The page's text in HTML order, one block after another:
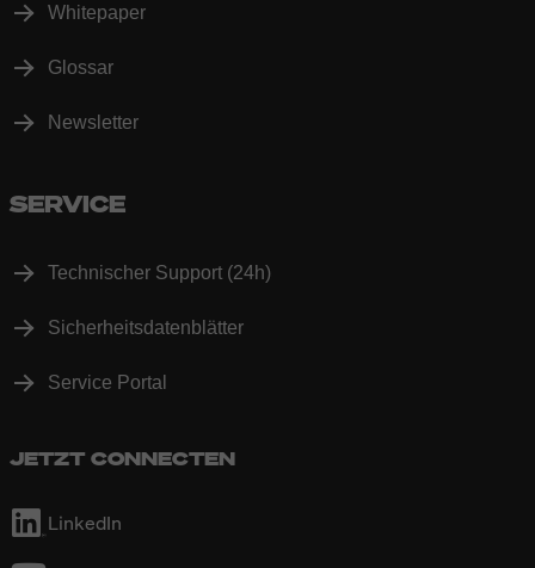
Whitepaper
Glossar
Newsletter
SERVICE
Technischer Support (24h)
Sicherheitsdatenblätter
Service Portal
JETZT CONNECTEN
LinkedIn